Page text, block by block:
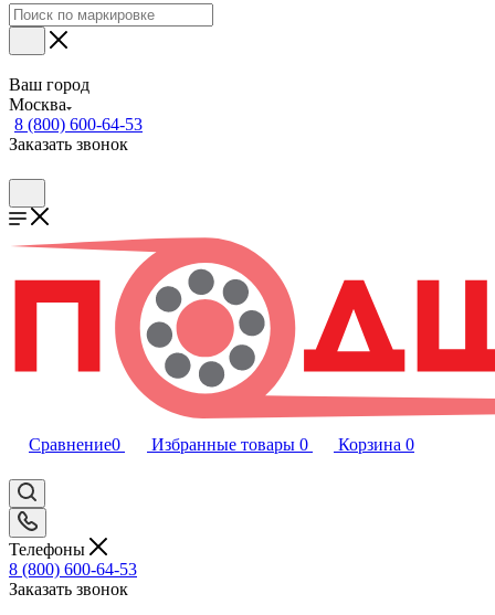
Ваш город
Москва
8 (800) 600-64-53
Заказать звонок
Сравнение0 Избранные товары 0 Корзина 0
Телефоны
8 (800) 600-64-53
Заказать звонок